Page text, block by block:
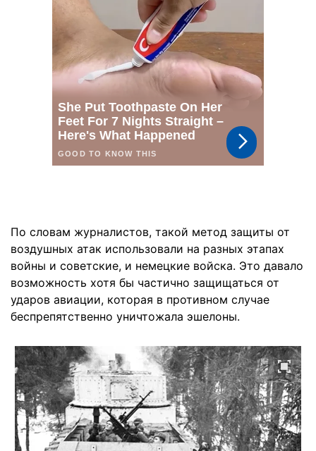
По словам журналистов, такой метод защиты от
воздушных атак использовали на разных этапах
войны и советские, и немецкие войска. Это давало
возможность хотя бы частично защищаться от
ударов авиации, которая в противном случае
беспрепятственно уничтожала эшелоны.